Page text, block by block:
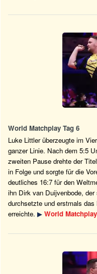
World Matchplay Tag 6
Luke Littler überzeugte im
ganzer Linie. Nach dem 5:5
zweiten Pause drehte der
in Folge und sorgte für die
deutliches 16:7 für den
ihn Dirk van Duijvenbode,
durchsetzte und erstmals
erreichte. ▶ World Matchplay